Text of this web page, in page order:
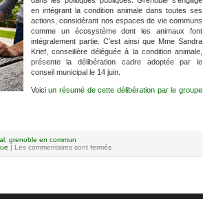
en intégrant la condition animale dans toutes ses
actions, considérant nos espaces de vie communs
comme un écosystème dont les animaux font
intégralement partie. C’est ainsi que Mme Sandra
Krief, conseillère déléguée à la condition animale,
présente la délibération cadre adoptée par le
conseil municipal le 14 juin.
Voiciun résumé de cette délibération par le groupe
, grenoble en commun
| Les commentaires sont fermés